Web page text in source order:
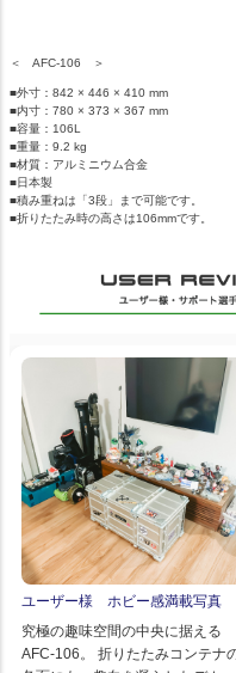
＜ AFC-106 ＞
■外寸：842 × 446 × 410 mm
■内寸：780 × 373 × 367 mm
■容量：106L
■重量：9.2 kg
■材質：アルミニウム合金
■日本製
■積み重ねは「3段」まで可能です。
■折りたたみ時の高さは106mmです。
ユーザー様 ホビー感満載写真
究極の趣味空間の中央に据える
AFC-106。 折りたたみコンテナ